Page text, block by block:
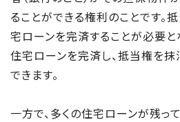
ることができる権利のことです。
宅ローンを完済することが必要と
住宅ローンを完済し、抵当権を
できます。
一方で、多くの住宅ローンが残っ